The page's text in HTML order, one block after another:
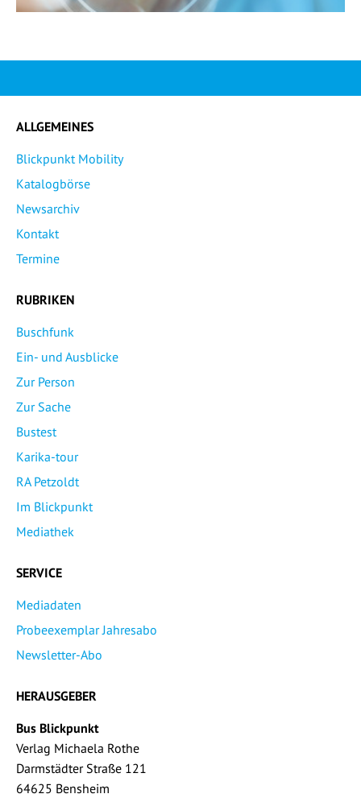
ALLGEMEINES
Blickpunkt Mobility
Katalogbörse
Newsarchiv
Kontakt
Termine
RUBRIKEN
Buschfunk
Ein- und Ausblicke
Zur Person
Zur Sache
Bustest
Karika-tour
RA Petzoldt
Im Blickpunkt
Mediathek
SERVICE
Mediadaten
Probeexemplar Jahresabo
Newsletter-Abo
HERAUSGEBER
Bus Blickpunkt
Verlag Michaela Rothe
Darmstädter Straße 121
64625 Bensheim